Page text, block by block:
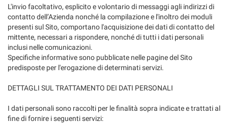
L'invio facoltativo, esplicito e volontario di messaggi agli indirizzi di
contatto dell’Azienda nonché la compilazione e l'inoltro dei moduli
presenti sul Sito, comportano l'acquisizione dei dati di contatto del
mittente, necessari a rispondere, nonché di tutti i dati personali
inclusi nelle comunicazioni.
Specifiche informative sono pubblicate nelle pagine del Sito
predisposte per l'erogazione di determinati servizi.
DETTAGLI SUL TRATTAMENTO DEI DATI PERSONALI
I dati personali sono raccolti per le finalità sopra indicate e trattati al
fine di fornire i seguenti servizi:
funzionamento
di
questi
strumenti
di
tracciamento
si
alla
policy.
Puoi